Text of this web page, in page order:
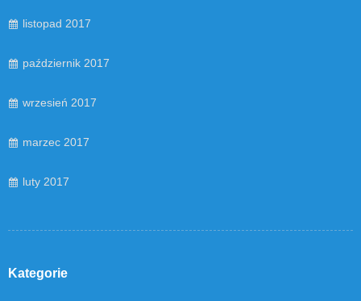
listopad 2017
październik 2017
wrzesień 2017
marzec 2017
luty 2017
Kategorie